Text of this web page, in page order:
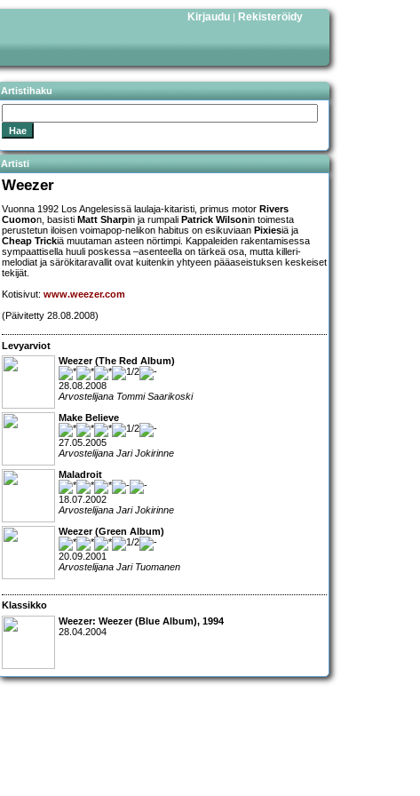
Kirjaudu | Rekisteröidy
Artistihaku
Artisti
Weezer
Vuonna 1992 Los Angelesissä laulaja-kitaristi, primus motor Rivers
Cuomon, basisti Matt Sharpin ja rumpali Patrick Wilsonin toimesta
perustetun iloisen voimapop-nelikon habitus on esikuviaan Pixiesiä ja
Cheap Trickiä muutaman asteen nörtimpi. Kappaleiden rakentamisessa
sympaattisella huuli poskessa –asenteella on tärkeä osa, mutta killeri-
melodiat ja särökitaravallit ovat kuitenkin yhtyeen pääaseistuksen keskeiset
tekijät.
Kotisivut: www.weezer.com
(Päivitetty 28.08.2008)
Levyarviot
Weezer (The Red Album)
28.08.2008
Arvostelijana Tommi Saarikoski
Make Believe
27.05.2005
Arvostelijana Jari Jokirinne
Maladroit
18.07.2002
Arvostelijana Jari Jokirinne
Weezer (Green Album)
20.09.2001
Arvostelijana Jari Tuomanen
Klassikko
Weezer: Weezer (Blue Album), 1994
28.04.2004